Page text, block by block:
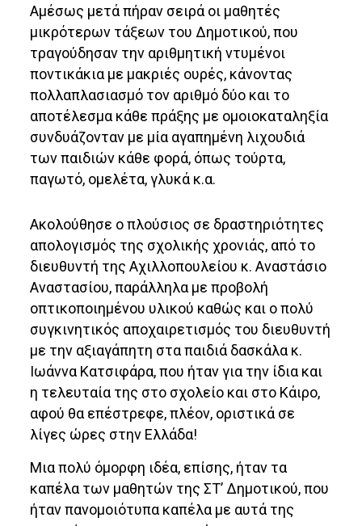
Αμέσως μετά πήραν σειρά οι μαθητές
μικρότερων τάξεων του Δημοτικού, που
τραγούδησαν την αριθμητική ντυμένοι
ποντικάκια με μακριές ουρές, κάνοντας
πολλαπλασιασμό τον αριθμό δύο και το
αποτέλεσμα κάθε πράξης με ομοιοκαταληξία
συνδυάζονταν με μία αγαπημένη λιχουδιά
των παιδιών κάθε φορά, όπως τούρτα,
παγωτό, ομελέτα, γλυκά κ.α.
Ακολούθησε ο πλούσιος σε δραστηριότητες
απολογισμός της σχολικής χρονιάς, από το
διευθυντή της Αχιλλοπουλείου κ. Αναστάσιο
Αναστασίου, παράλληλα με προβολή
οπτικοποιημένου υλικού καθώς και ο πολύ
συγκινητικός αποχαιρετισμός του διευθυντή
με την αξιαγάπητη στα παιδιά δασκάλα κ.
Ιωάννα Κατσιφάρα, που ήταν για την ίδια και
η τελευταία της στο σχολείο και στο Κάιρο,
αφού θα επέστρεφε, πλέον, οριστικά σε
λίγες ώρες στην Ελλάδα!
Μια πολύ όμορφη ιδέα, επίσης, ήταν τα
καπέλα των μαθητών της ΣΤ’ Δημοτικού, που
ήταν πανομοιότυπα καπέλα με αυτά της